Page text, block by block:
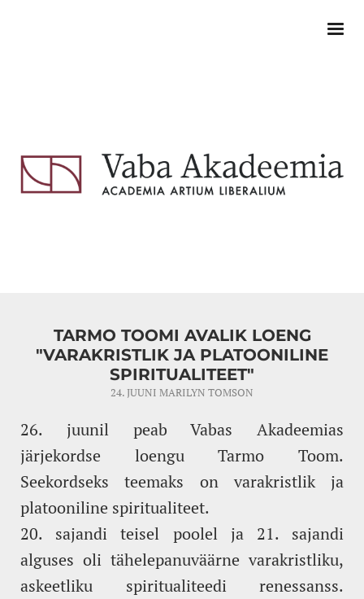
TARMO TOOMI AVALIK LOENG
"VARAKRISTLIK JA PLATOONILINE
SPIRITUALITEET"
24. JUUNI MARILYN TOMSON
26. juunil peab Vabas Akadeemias
järjekordse loengu Tarmo Toom.
Seekordseks teemaks on varakristlik ja
platooniline spiritualiteet.
20. sajandi teisel poolel ja 21. sajandi
alguses oli tähelepanuväärne varakristliku,
askeetliku spiritualiteedi renessanss.